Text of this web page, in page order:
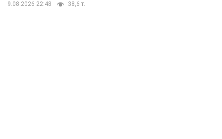
9.08.2026 22:48 38,6 т.